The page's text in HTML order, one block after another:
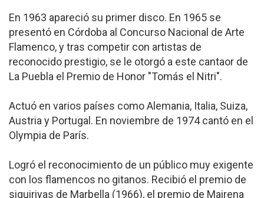
En 1963 apareció su primer disco. En 1965 se
presentó en Córdoba al Concurso Nacional de Arte
Flamenco, y tras competir con artistas de
reconocido prestigio, se le otorgó a este cantaor de
La Puebla el Premio de Honor "Tomás el Nitri".
Actuó en varios países como Alemania, Italia, Suiza,
Austria y Portugal. En noviembre de 1974 cantó en el
Olympia de París.
Logró el reconocimiento de un público muy exigente
con los flamencos no gitanos. Recibió el premio de
siguiriyas de Marbella (1966), el premio de Mairena